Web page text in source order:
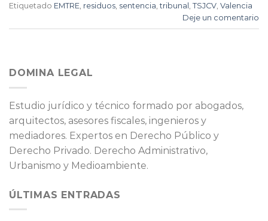
Etiquetado EMTRE residuos sentencia ,tribunal TSJCV Valencia
Deje un comentario
DOMINA LEGAL
Estudio jurídico y técnico formado por abogados,
arquitectos, asesores fiscales, ingenieros y
mediadores. Expertos en Derecho Público y
Derecho Privado. Derecho Administrativo,
Urbanismo y Medioambiente.
ÚLTIMAS ENTRADAS